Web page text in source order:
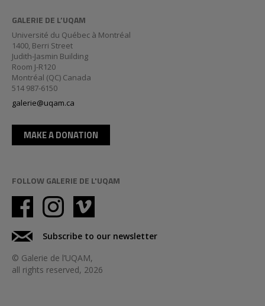
GALERIE DE L’UQAM
Université du Québec à Montréal
1400, Berri Street
Judith-Jasmin Building
Room J-R120
Montréal (QC) Canada
514 987-6150
galerie@uqam.ca
MAKE A DONATION
FOLLOW GALERIE DE L'UQAM
Subscribe to our newsletter
© Galerie de l’UQAM,
all rights reserved, 2026